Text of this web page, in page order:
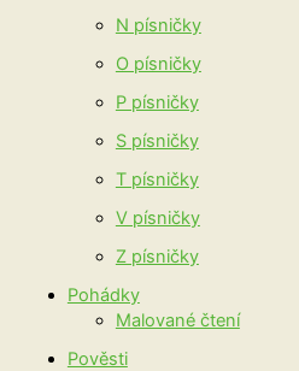
N písničky
O písničky
P písničky
S písničky
T písničky
V písničky
Z písničky
Pohádky
Malované čtení
Pověsti